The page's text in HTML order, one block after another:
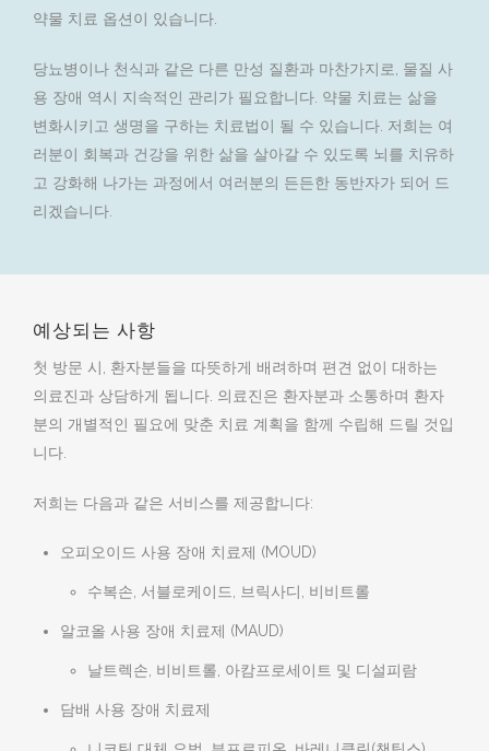
약물 치료 옵션이 있습니다.
당뇨병이나 천식과 같은 다른 만성 질환과 마찬가지로, 물질 사
용 장애 역시 지속적인 관리가 필요합니다. 약물 치료는 삶을
변화시키고 생명을 구하는 치료법이 될 수 있습니다. 저희는 여
러분이 회복과 건강을 위한 삶을 살아갈 수 있도록 뇌를 치유하
고 강화해 나가는 과정에서 여러분의 든든한 동반자가 되어 드
리겠습니다.
예상되는 사항
첫 방문 시, 환자분들을 따뜻하게 배려하며 편견 없이 대하는
의료진과 상담하게 됩니다. 의료진은 환자분과 소통하며 환자
분의 개별적인 필요에 맞춘 치료 계획을 함께 수립해 드릴 것입
니다.
저희는 다음과 같은 서비스를 제공합니다:
오피오이드 사용 장애 치료제 (MOUD)
수복손, 서블로케이드, 브릭사디, 비비트롤
알코올 사용 장애 치료제 (MAUD)
날트렉손, 비비트롤, 아캄프로세이트 및 디설피람
담배 사용 장애 치료제